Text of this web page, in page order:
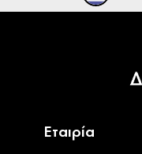
Εταιρία